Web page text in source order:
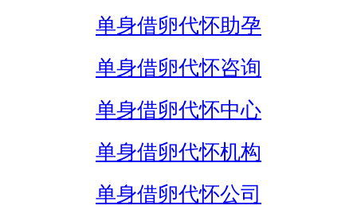
单身借卵代怀助孕
单身借卵代怀咨询
单身借卵代怀中心
单身借卵代怀机构
单身借卵代怀公司